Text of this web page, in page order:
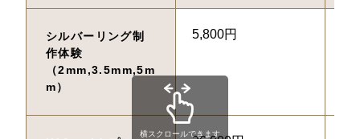
シルバーリング制
作体験
（2mm,3.5mm,5m
m）
5,800円
横スクロールできます